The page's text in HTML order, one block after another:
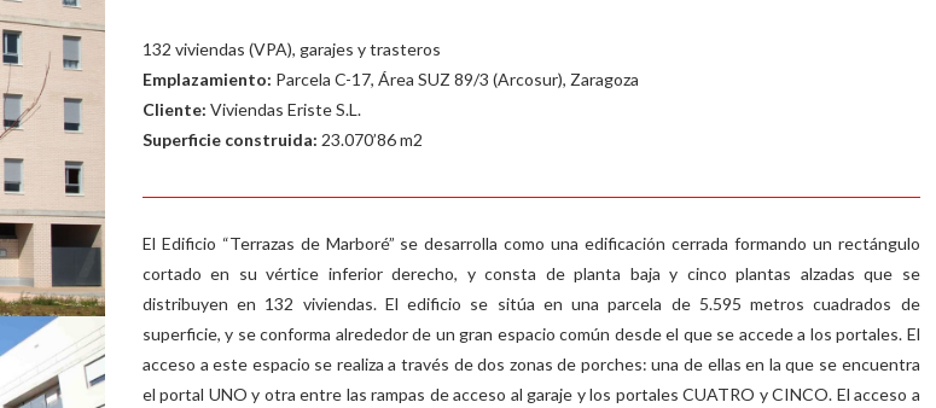
132 viviendas (VPA), garajes y trasteros
Emplazamiento: Parcela C-17, Área SUZ 89/3 (Arcosur), Zaragoza
Cliente: Viviendas Eriste S.L.
Superficie construida: 23.070’86 m2
El Edificio “Terrazas de Marboré” se desarrolla como una edificación cerrada formando un rectángulo
cortado en su vértice inferior derecho, y consta de planta baja y cinco plantas alzadas que se
distribuyen en 132 viviendas. El edificio se sitúa en una parcela de 5.595 metros cuadrados de
superficie, y se conforma alrededor de un gran espacio común desde el que se accede a los portales. El
acceso a este espacio se realiza a través de dos zonas de porches: una de ellas en la que se encuentra
el portal UNO y otra entre las rampas de acceso al garaje y los portales CUATRO y CINCO. El acceso a